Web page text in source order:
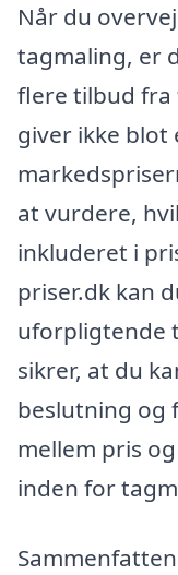
Når du
tagmaling, er
flere tilbud fra
giver ikke blot
at vurdere,
inkluderet i
priser.dk kan
uforpligtende
sikrer, at du
beslutning og
mellem pris
inden for